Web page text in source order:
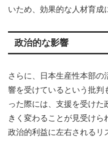
いため、効果的な人材育成
政治的な影響
さらに、日本生産性本部
響を受けているという批判
った際には、支援を受けた
きく変わることが見受けら
政治的利益に左右されるリ